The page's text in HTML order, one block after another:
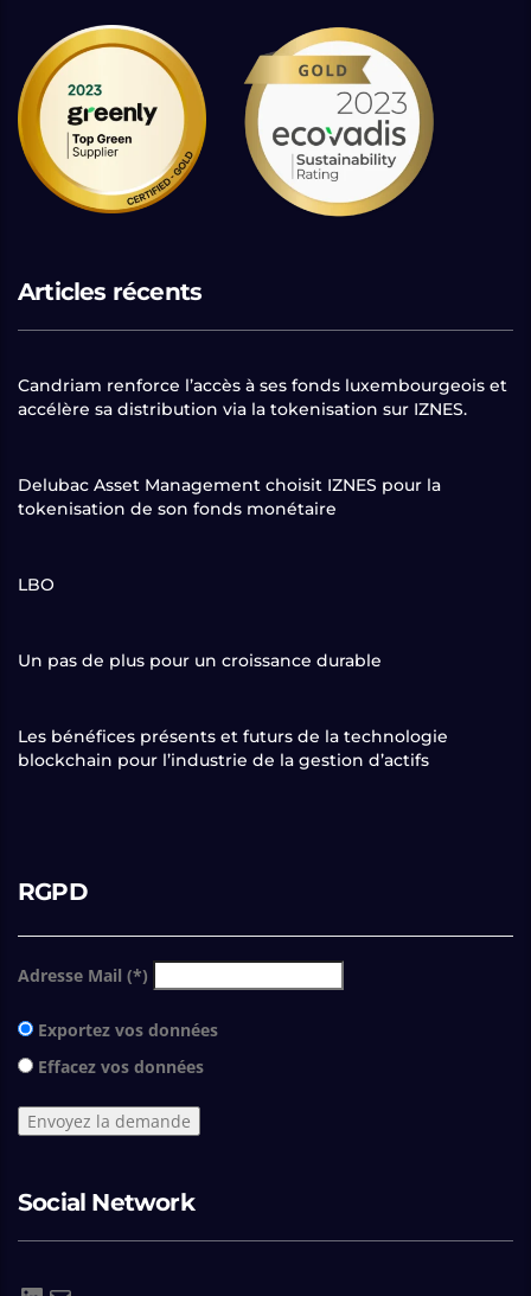
Articles récents
Candriam renforce l’accès à ses fonds luxembourgeois et
accélère sa distribution via la tokenisation sur IZNES.
Delubac Asset Management choisit IZNES pour la
tokenisation de son fonds monétaire
LBO
Un pas de plus pour un croissance durable
Les bénéfices présents et futurs de la technologie
blockchain pour l’industrie de la gestion d’actifs
RGPD
Adresse Mail (*)
Exportez vos données
Effacez vos données
Social Network